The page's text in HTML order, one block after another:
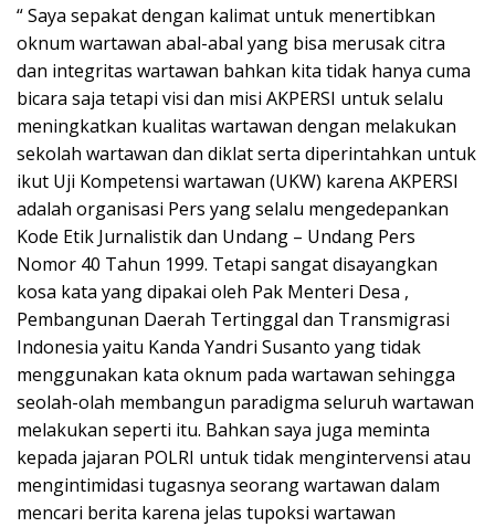
“ Saya sepakat dengan kalimat untuk menertibkan
oknum wartawan abal-abal yang bisa merusak citra
dan integritas wartawan bahkan kita tidak hanya cuma
bicara saja tetapi visi dan misi AKPERSI untuk selalu
meningkatkan kualitas wartawan dengan melakukan
sekolah wartawan dan diklat serta diperintahkan untuk
ikut Uji Kompetensi wartawan (UKW) karena AKPERSI
adalah organisasi Pers yang selalu mengedepankan
Kode Etik Jurnalistik dan Undang – Undang Pers
Nomor 40 Tahun 1999. Tetapi sangat disayangkan
kosa kata yang dipakai oleh Pak Menteri Desa ,
Pembangunan Daerah Tertinggal dan Transmigrasi
Indonesia yaitu Kanda Yandri Susanto yang tidak
menggunakan kata oknum pada wartawan sehingga
seolah-olah membangun paradigma seluruh wartawan
melakukan seperti itu. Bahkan saya juga meminta
kepada jajaran POLRI untuk tidak mengintervensi atau
mengintimidasi tugasnya seorang wartawan dalam
mencari berita karena jelas tupoksi wartawan